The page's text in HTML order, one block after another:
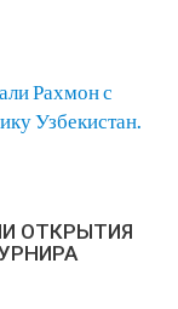
Рахмон с
Узбекистан.
ОТКРЫТИЯ